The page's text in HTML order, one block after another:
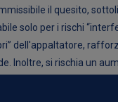
il quesito,
solo per i rischi
dell'appaltatore,
Inoltre, si rischia un